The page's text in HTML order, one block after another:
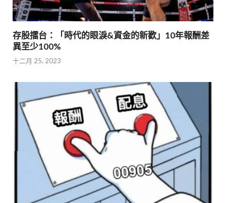
存股擂台：「時代的眼淚&資金的新歡」10年報酬差
異至少100%
十二月 25, 2023